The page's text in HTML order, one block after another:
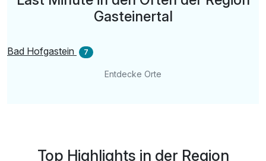
inkl. Verleih von Wanderstöcke & Rucksack
Gasteinertal
Bad Hofgastein 7
Entdecke Orte
Top Highlights in der Region